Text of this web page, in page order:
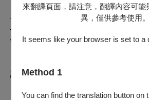
來翻譯頁面，請注意，翻譯內容可能
異，僅供參考使用。
It seems like your browser is set to a
Method 1
You can find the translation button on
—— 感受語言慢慢退去，剩下肢體還在
—— 不需要有任何表演經驗，只要帶著
體！
講師介紹